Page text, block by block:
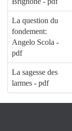
La question du
fondement:
Angelo Scola -
pdf
La sagesse des
larmes - pdf